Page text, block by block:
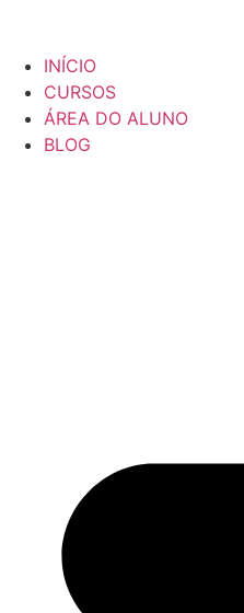
INÍCIO
CURSOS
ÁREA DO ALUNO
BLOG